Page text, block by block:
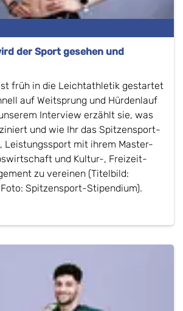
der Sport gesehen und
früh in die Leichtathletik gestartet
auf Weitsprung und Hürdenlauf
Interview erzählt sie, was
und wie Ihr das Spitzensport-
Leistungssport mit ihrem Master-
und Kultur-, Freizeit-
zu vereinen (Titelbild:
Spitzensport-Stipendium).